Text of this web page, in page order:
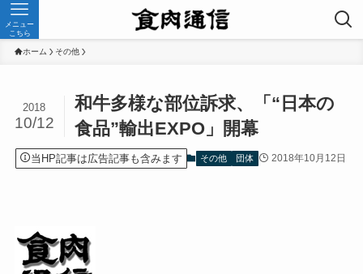
メニュー
こちら
ホーム その他
和牛多様な部位訴求、「“日本の
食品”輸出EXPO」開幕
2018
10/12
当HP記事は広告記事も含みます その他 団体 2018年10月12日